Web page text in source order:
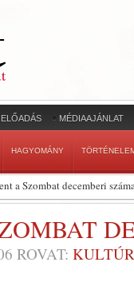
ELŐADÁS MÉDIAAJÁNLAT
HAGYOMÁNY
a Szombat decemberi
ROVAT: